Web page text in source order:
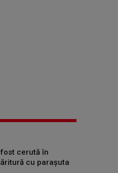
cerută în
cu parașuta